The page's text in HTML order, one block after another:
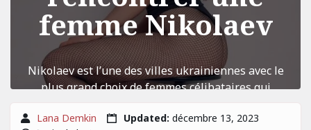
femme Nikolaev
Nikolaev est l’une des villes ukrainiennes avec le
plus grand choix de femmes célibataires qui
l’une des ...
Lana Demkin Updated: décembre 13, 2023